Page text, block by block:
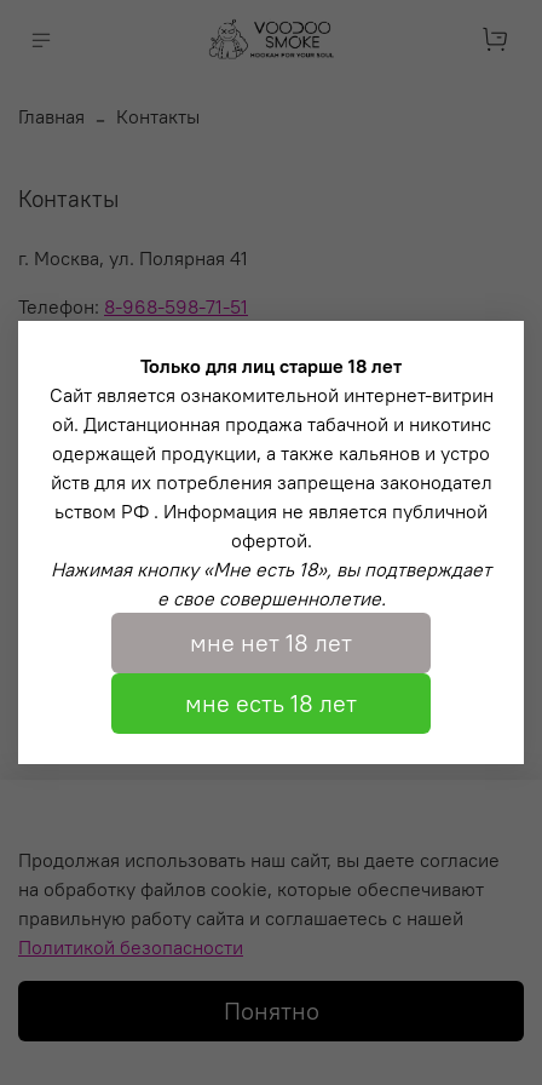
Главная Контакты
Контакты
г. Москва, ул. Полярная 41
Телефон: 8-968-598-71-51
Email: voodoosmoke@yandex.ru
О компании
Уход за кальяном и Гарантия
Политика обработки персональных данных
Продолжая использовать наш сайт, вы даете согласие
на обработку файлов cookie, которые обеспечивают
правильную работу сайта и соглашаетесь с нашей
Политикой безопасности
Понятно
Только для лиц старше 18 лет
Сайт является ознакомительной интернет-витрин
ой. Дистанционная продажа табачной и никотинс
одержащей продукции, а также кальянов и устро
йств для их потребления запрещена законодател
ьством РФ . Информация не является публичной
офертой.
Нажимая кнопку «Мне есть 18», вы подтверждает
е свое совершеннолетие.
мне нет 18 лет
мне есть 18 лет